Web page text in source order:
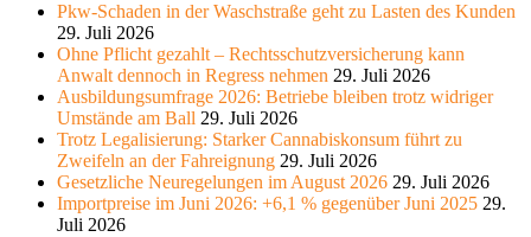
Pkw-Schaden in der Waschstraße geht zu Lasten des Kunden
29. Juli 2026
Ohne Pflicht gezahlt – Rechtsschutzversicherung kann
Anwalt dennoch in Regress nehmen 29. Juli 2026
Ausbildungsumfrage 2026: Betriebe bleiben trotz widriger
Umstände am Ball 29. Juli 2026
Trotz Legalisierung: Starker Cannabiskonsum führt zu
Zweifeln an der Fahreignung 29. Juli 2026
Gesetzliche Neuregelungen im August 2026 29. Juli 2026
Importpreise im Juni 2026: +6,1 % gegenüber Juni 2025 29.
Juli 2026